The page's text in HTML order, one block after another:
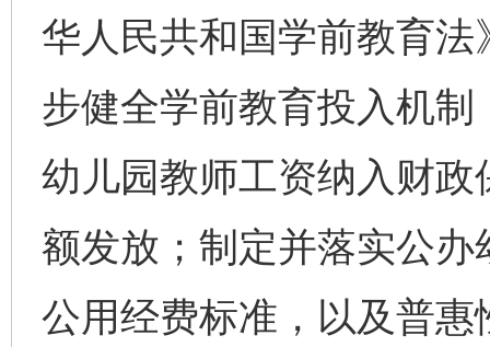
华人民共和国学前教育
步健全学前教育投入机
幼儿园教师工资纳入财
额发放；制定并落实公
公用经费标准，以及普